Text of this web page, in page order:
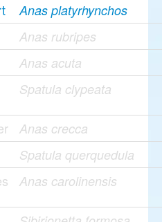
Anas platyrhynchos
Anas rubripes
Anas acuta
Spatula clypeata
Anas crecca
Spatula querquedula
Anas carolinensis